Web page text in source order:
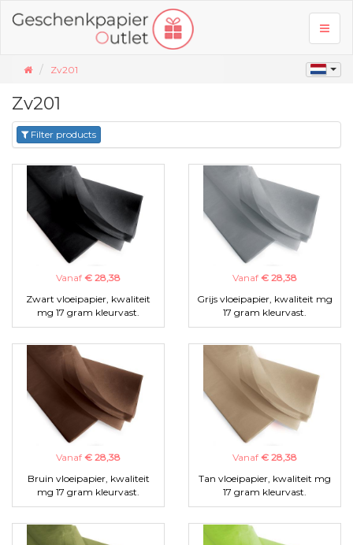
Zv201
Zv201
Filter products
Vanaf € 28,38
Zwart vloeipapier, kwaliteit
mg 17 gram kleurvast.
Vanaf € 28,38
Grijs vloeipapier, kwaliteit mg
17 gram kleurvast.
Vanaf € 28,38
Bruin vloeipapier, kwaliteit
mg 17 gram kleurvast.
Vanaf € 28,38
Tan vloeipapier, kwaliteit mg
17 gram kleurvast.